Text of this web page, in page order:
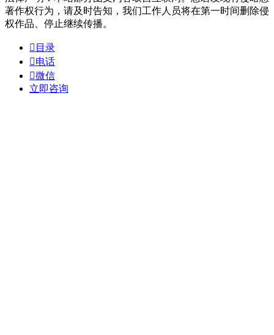
著作权行为，请及时告知，我们工作人员将在第一时间删除侵
权作品、停止继续传播。
 目录
电话
微信
立即咨询